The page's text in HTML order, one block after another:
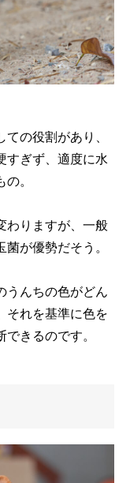
の役割があり、
すぎず、適度に水
。
わりますが、一般
が優勢だそう。
うんちの色がどん
それを基準に色を
きるのです。